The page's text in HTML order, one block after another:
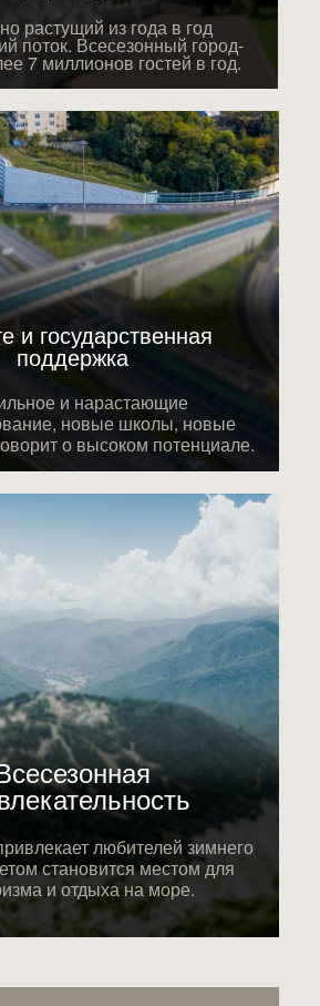
любителей зимнего
становится местом для
и отдыха на море.
и нарастающие
новые школы, новые
о высоком потенциале.
и государственная
поддержка
растущий из года в год
поток. Всесезонный город-
7 миллионов гостей в год.